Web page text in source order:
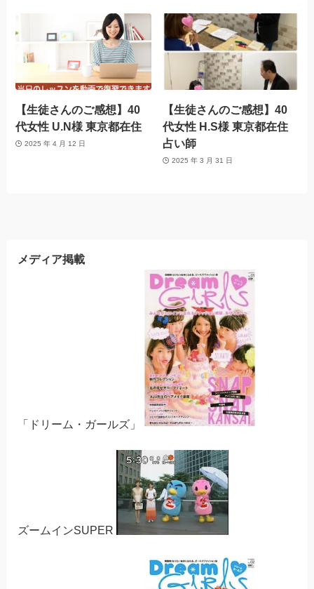
【生徒さんのご感想】40
代女性 U.N様 東京都在住
2025 年 4 月 12 日
【生徒さんのご感想】40
代女性 H.S様 東京都在住
占い師
2025 年 3 月 31 日
メディア掲載
「ドリーム・ガールズ」
ズームインSUPER